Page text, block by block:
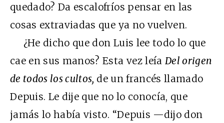
quedado? Da escalofríos pensar en las
cosas extraviadas que ya no vuelven.
¿He dicho que don Luis lee todo lo que
cae en sus manos? Esta vez leía Del origen
de todos los cultos, de un francés llamado
Depuis. Le dije que no lo conocía, que
jamás lo había visto. “Depuis —dijo don